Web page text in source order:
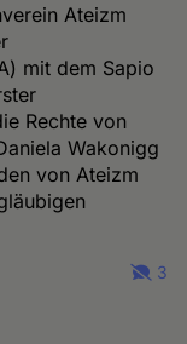
Ateizm
mit dem Sapio
Rechte von
Wakonigg
von Ateizm
3